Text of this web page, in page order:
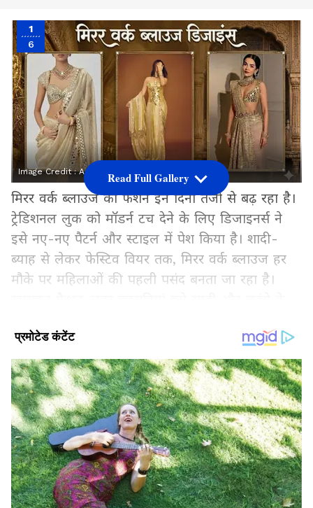
1
6
Image Credit :Asianet News
मिरर वर्क ब्लाउज का फैशन इन दिनों तेजी से बढ़ रहा है।
ट्रेडिशनल लुक को मॉडर्न टच देने के लिए डिजाइनर्स ने
इसे नए-नए पैटर्न और स्टाइल में पेश किया है। शादी-
ब्याह से लेकर फेस्टिव वियर तक, मिरर वर्क ब्लाउज हर
मौके पर महिलाओं की पहली पसंद बनता जा रहा है।
Add Asianetnews Hindi as a Preferred
Source
2
6
Read Full Gallery